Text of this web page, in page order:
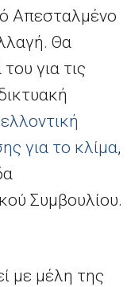
Απεσταλμένο
Θα
για τις
για το κλίμα,
Συμβουλίου.
με μέλη της